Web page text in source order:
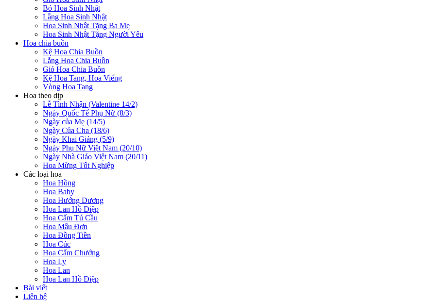
Bó Hoa Sinh Nhật
Lẵng Hoa Sinh Nhật
Hoa Sinh Nhật Tặng Ba Mẹ
Hoa Sinh Nhật Tặng Người Yêu
Hoa chia buồn
Kệ Hoa Chia Buồn
Lẵng Hoa Chia Buồn
Giỏ Hoa Chia Buồn
Kệ Hoa Tang, Hoa Viếng
Vòng Hoa Tang
Hoa theo dịp
Lễ Tình Nhận (Valentine 14/2)
Ngày Quốc Tế Phụ Nữ (8/3)
Ngày của Mẹ (14/5)
Ngày Của Cha (18/6)
Ngày Khai Giảng (5/9)
Ngày Phụ Nữ Việt Nam (20/10)
Ngày Nhà Giáo Việt Nam (20/11)
Hoa Mừng Tốt Nghiệp
Các loại hoa
Hoa Hồng
Hoa Baby
Hoa Hướng Dương
Hoa Lan Hồ Điệp
Hoa Cẩm Tú Cầu
Hoa Mẫu Đơn
Hoa Đồng Tiền
Hoa Cúc
Hoa Cẩm Chướng
Hoa Ly
Hoa Lan
Hoa Lan Hồ Điệp
Bài viết
Liên hệ